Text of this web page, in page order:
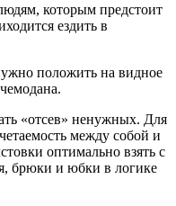
которым предстоит
ездить в
положить на видное
«отсев» ненужных. Для
между собой и
оптимально взять с
брюки и юбки в логике